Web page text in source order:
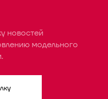
новостей
модельного